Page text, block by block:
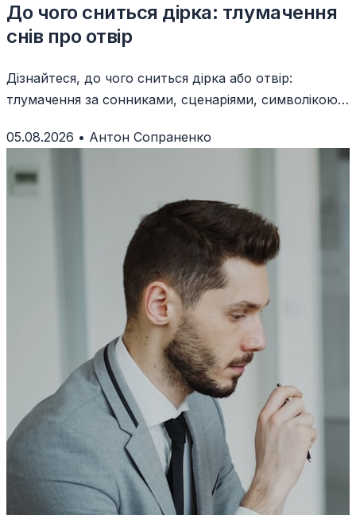
До чого сниться дірка: тлумачення
снів про отвір
Дізнайтеся, до чого сниться дірка або отвір:
тлумачення за сонниками, сценаріями, символікою
05.08.2026 • Антон Сопраненко